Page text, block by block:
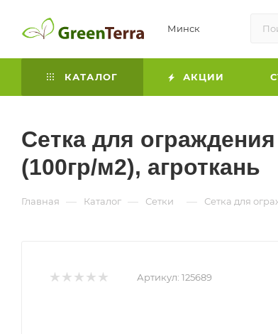
Минск
КАТАЛОГ АКЦИИ
Сетка для
(100гр/м2), агроткань
Главная — Каталог — Сетки — Сетка для
Артикул: 125689